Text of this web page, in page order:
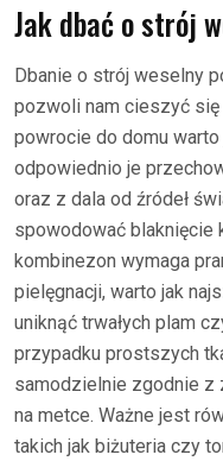
Jak dbać o strój
Dbanie o strój weselny
pozwoli nam cieszyć
powrocie do domu
odpowiednio je
oraz z dala od źródeł
spowodować blaknięcie
kombinezon wymaga
pielęgnacji, warto jak
uniknąć trwałych plam
przypadku prostszych
samodzielnie zgodnie z
na metce. Ważne jest
takich jak biżuteria czy